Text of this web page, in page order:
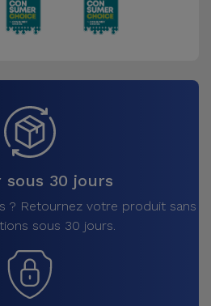
sous 30 jours
? Retournez votre produit sans
sous 30 jours.